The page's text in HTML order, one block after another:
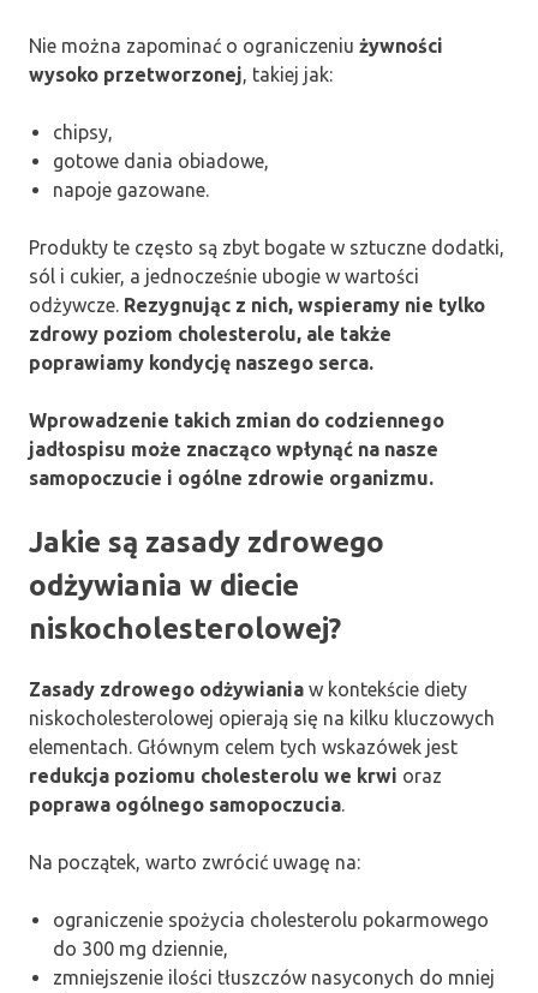
Nie można zapominać o ograniczeniu żywności
wysoko przetworzonej, takiej jak:
chipsy,
gotowe dania obiadowe,
napoje gazowane.
Produkty te często są zbyt bogate w sztuczne dodatki,
sól i cukier, a jednocześnie ubogie w wartości
odżywcze. Rezygnując z nich, wspieramy nie tylko
zdrowy poziom cholesterolu, ale także
poprawiamy kondycję naszego serca.
Wprowadzenie takich zmian do codziennego
jadłospisu może znacząco wpłynąć na nasze
samopoczucie i ogólne zdrowie organizmu.
Jakie są zasady zdrowego
odżywiania w diecie
niskocholesterolowej?
Zasady zdrowego odżywiania w kontekście diety
niskocholesterolowej opierają się na kilku kluczowych
elementach. Głównym celem tych wskazówek jest
redukcja poziomu cholesterolu we krwi oraz
poprawa ogólnego samopoczucia.
Na początek, warto zwrócić uwagę na:
ograniczenie spożycia cholesterolu pokarmowego
do 300 mg dziennie,
zmniejszenie ilości tłuszczów nasyconych do mniej